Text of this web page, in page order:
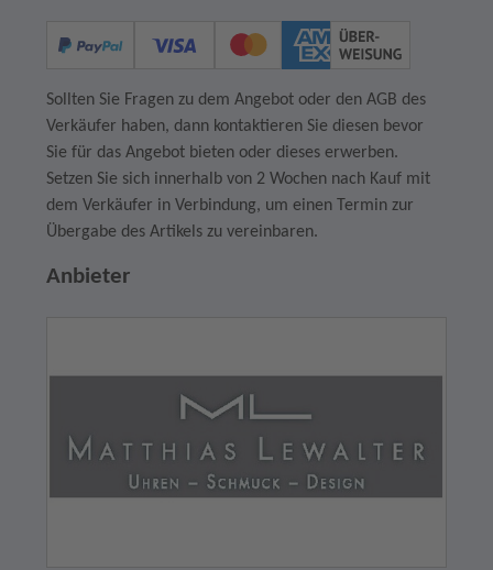
Sollten Sie Fragen zu dem Angebot oder den AGB des
Verkäufer haben, dann kontaktieren Sie diesen bevor
Sie für das Angebot bieten oder dieses erwerben.
Setzen Sie sich innerhalb von 2 Wochen nach Kauf mit
dem Verkäufer in Verbindung, um einen Termin zur
Übergabe des Artikels zu vereinbaren.
Anbieter